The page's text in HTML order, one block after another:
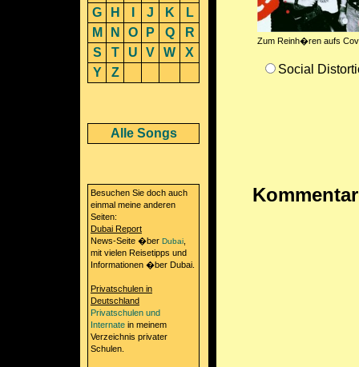
Zum Reinh�ren aufs
Social
G
H J K
L
M
N O P Q
R
S
T U V W
X
Y
Z
Alle Songs
Besuchen Sie doch auch
einmal meine anderen
Seiten:
Dubai Report
News-Seite �ber Dubai
mit vielen Reisetipps und
Informationen �ber Dubai.
Privatschulen in
Deutschland
Privatschulen und
Internate in meinem
Verzeichnis privater
Schulen.